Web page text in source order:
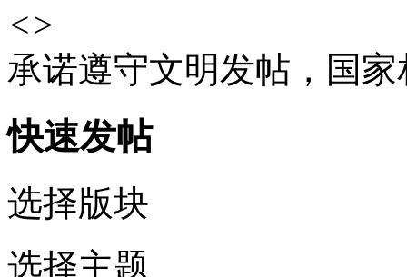
<>
承诺遵守文明发帖，国
快速发帖
选择版块
选择主题